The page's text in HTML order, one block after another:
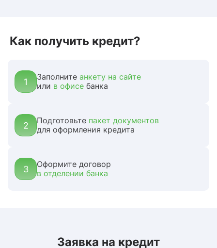
Как получить кредит?
1 Заполните анкету на сайте
или в офисе банка
2 Подготовьте пакет документов
для оформления кредита
3
Оформите договор
в отделении банка
Заявка на кредит